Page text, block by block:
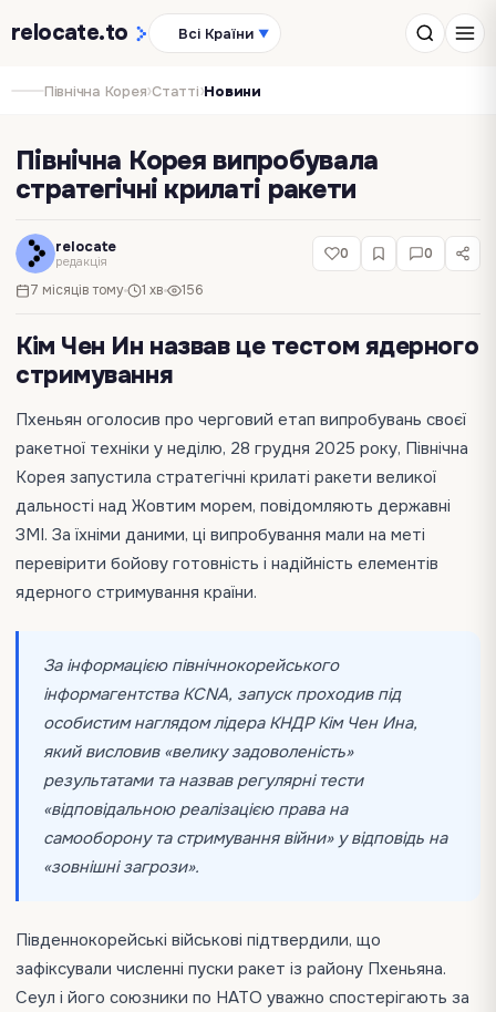
relocate.to Всі Країни ▼
Північна Корея›Статті›Новини
Північна Корея випробувала
стратегічні крилаті ракети
relocate
редакція
7 місяців тому 1 хв 156
0 0
Кім Чен Ин назвав це тестом ядерного
стримування
Пхеньян оголосив про черговий етап випробувань своєї
ракетної техніки у неділю, 28 грудня 2025 року, Північна
Корея запустила стратегічні крилаті ракети великої
дальності над Жовтим морем, повідомляють державні
ЗМІ. За їхніми даними, ці випробування мали на меті
перевірити бойову готовність і надійність елементів
ядерного стримування країни.
За інформацією північнокорейського
інформагентства KCNA, запуск проходив під
особистим наглядом лідера КНДР Кім Чен Ина,
який висловив «велику задоволеність»
результатами та назвав регулярні тести
«відповідальною реалізацією права на
самооборону та стримування війни» у відповідь на
«зовнішні загрози».
Південнокорейські військові підтвердили, що
зафіксували численні пуски ракет із району Пхеньяна.
Сеул і його союзники по НАТО уважно спостерігають за